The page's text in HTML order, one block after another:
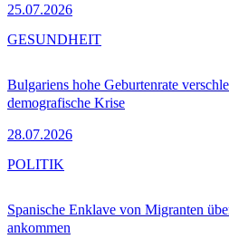
25.07.2026
Bulgariens hohe Geburtenrate
demografische Krise
28.07.2026
GESUNDHEIT
Spanische Enklave von Migranten
ankommen
POLITIK